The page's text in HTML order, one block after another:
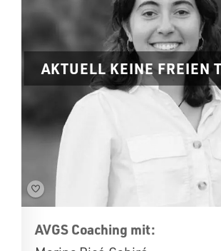
AKTUELL KEINE FREIEN
AVGS Coaching mit: